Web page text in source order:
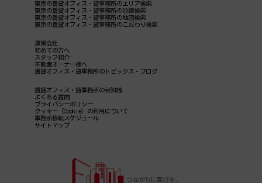
東京の賃貸オフィス・貸事務所のエリア検索
東京の賃貸オフィス・貸事務所の沿線検索
東京の賃貸オフィス・貸事務所の地図検索
東京の賃貸オフィス・貸事務所のこだわり検索
運営会社
初めての方へ
スタッフ紹介
不動産オーナー様へ
賃貸オフィス・貸事務所のトピックス・ブログ
賃貸オフィス・貸事務所の豆知識
よくある質問
プライバシーポリシー
クッキー（Cookie）の利用について
事務所移転スケジュール
サイトマップ